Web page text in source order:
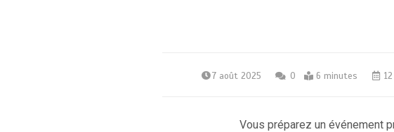
7 août 2025 0 6 minutes
Vous préparez un événement